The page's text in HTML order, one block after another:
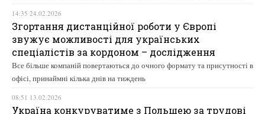
14:35 24.02.2026
Згортання дистанційної роботи у Європі
звужує можливості для українських
спеціалістів за кордоном – дослідження
Все більше компаній повертаються до очного формату та присутності в
офісі, принаймні кілька днів на тиждень
08:51 13.02.2026
Україна конкуруватиме з Польщею за трудові